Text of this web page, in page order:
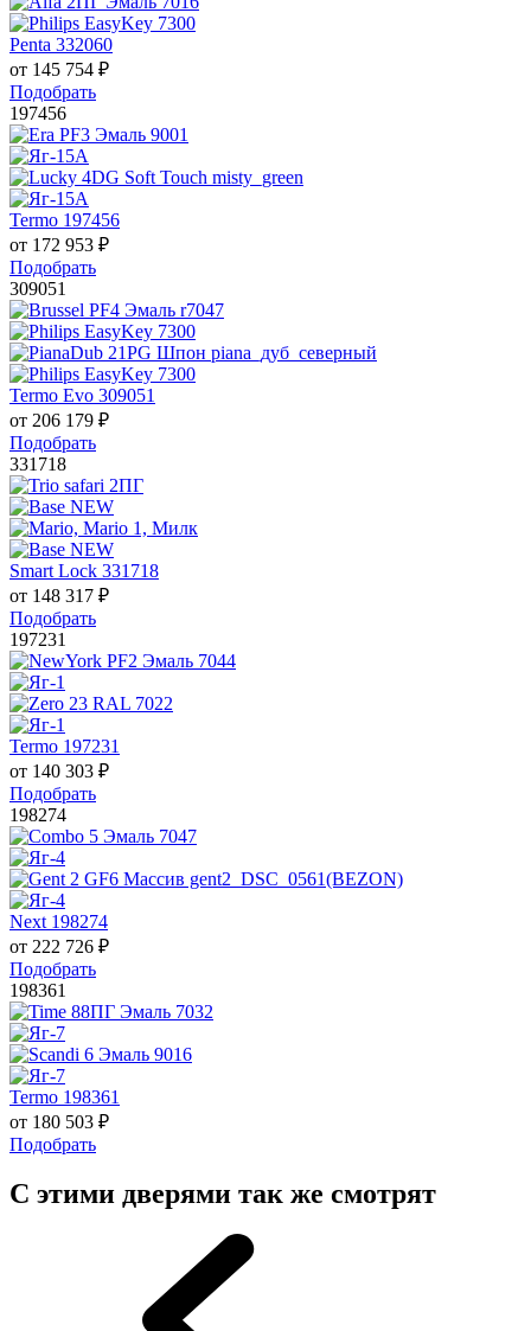
Penta 332060
от 145 754 ₽
Подобрать
197456
Termo 197456
от 172 953 ₽
Подобрать
309051
Termo Evo 309051
от 206 179 ₽
Подобрать
331718
Smart Lock 331718
от 148 317 ₽
Подобрать
197231
Termo 197231
от 140 303 ₽
Подобрать
198274
Next 198274
от 222 726 ₽
Подобрать
198361
Termo 198361
от 180 503 ₽
Подобрать
С этими дверями так же смотрят